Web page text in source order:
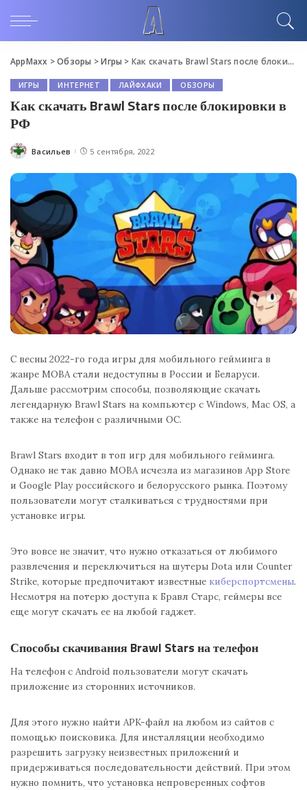
AppMaxx >Обзоры >Игры > Как скачать Brawl Stars после блокировки в РФ
ИГРЫ ИНТЕРНЕТ ЛАЙФХАКИ ОБЗОРЫ
Как скачать Brawl Stars после блокировки в
РФ
Posted
Васильев 5 сентября, 2022
С весны 2022-го года игры для мобильного гейминга в
жанре MOBA стали недоступны в России и Беларуси.
Дальше рассмотрим способы, позволяющие скачать
легендарную Brawl Stars на компьютер с Windows, Mac OS, а
также на телефон с различными ОС.
Brawl Stars входит в топ игр для мобильного гейминга.
Однако не так давно MOBA исчезла из магазинов App Store
и Google Play российского и белорусского рынка. Поэтому
пользователи могут сталкиваться с трудностями при
установке игры.
Это вовсе не значит, что нужно отказаться от любимого
развлечения и переключиться на шутеры Dota или Counter
Strike, которые предпочитают известные киберспортсмены.
Несмотря на потерю доступа к Бравл Старс, геймеры все
еще могут скачать ее на любой гаджет.
Способы скачивания Brawl Stars на телефон
На телефон с Android пользователи могут скачать
приложение из сторонних источников.
Для этого нужно найти APK-файл на любом из сайтов с
помощью поисковика. Для инсталляции необходимо
разрешить загрузку неизвестных приложений и
придерживаться последовательности действий. При этом
нужно помнить, что установка непроверенных софтов